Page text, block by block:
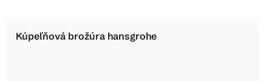
Kúpeľňová brožúra hansgrohe